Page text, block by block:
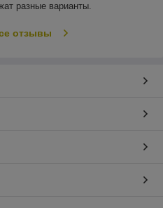
разные варианты.
отзывы